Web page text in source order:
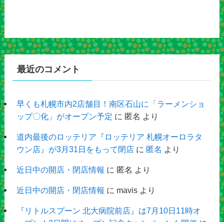
最近のコメント
早くも札幌市内2店舗目！南区石山に「ラーメンショ
ップ〇化」がオープン予定 に 匿名 より
道内最後のロッテリア『ロッテリア 札幌オーロラタ
ウン店』が3月31日をもって閉店に 匿名 より
近日中の開店・閉店情報 に 匿名 より
近日中の開店・閉店情報 に mavisより
『リトルスプーン 北大病院前店』は7月10日11時オ